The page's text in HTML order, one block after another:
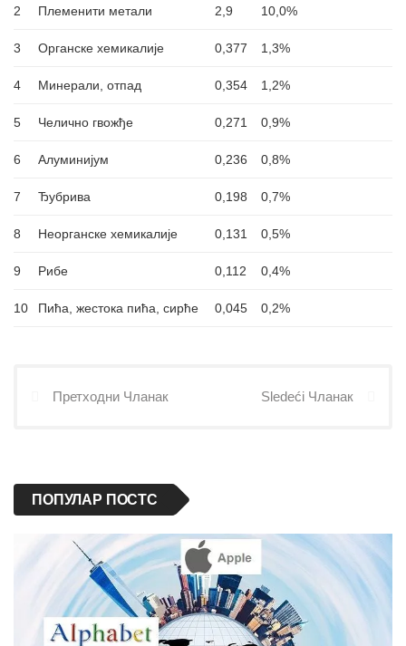
2 Племенити метали 2,9 10,0%
3 Органске хемикалије 0,377 1,3%
4 Минерали, отпад 0,354 1,2%
5 Челично гвожђе 0,271 0,9%
6 Алуминијум 0,236 0,8%
7 Ђубрива 0,198 0,7%
8 Неорганске хемикалије 0,131 0,5%
9 Рибе 0,112 0,4%
10 Пића, жестока пића, сирће 0,045 0,2%
Претходни Чланак Sledeći Чланак
ПОПУЛАР ПОСТС